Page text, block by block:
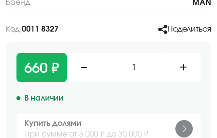
Бренд MAN
Код:0011 8327 Поделиться
660 ₽
В наличии
Купить долями
При сумме от 3 000 ₽ до 30 000 ₽